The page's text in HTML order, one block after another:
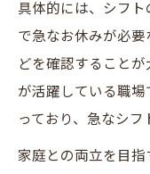
具体的には、シフ
で急なお休みが必
どを確認すること
が活躍している職
っており、急なシフ
家庭との両立を目